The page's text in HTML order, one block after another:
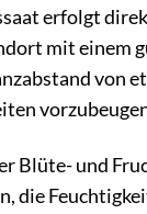
erfolgt
mit einem
von
Blüte- und
die